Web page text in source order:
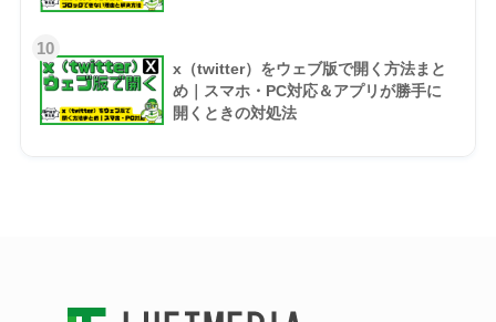
10
x（twitter）をウェブ版で開く方法まと
め｜スマホ・PC対応＆アプリが勝手に
開くときの対処法